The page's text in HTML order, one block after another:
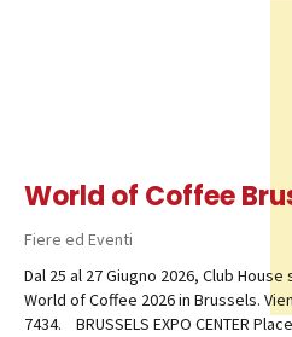
World of Coffee
Fiere ed Eventi
Dal 25 al 27 Giugno 2026, Club
World of Coffee 2026 in Brussels.
7434. BRUSSELS EXPO CENTER